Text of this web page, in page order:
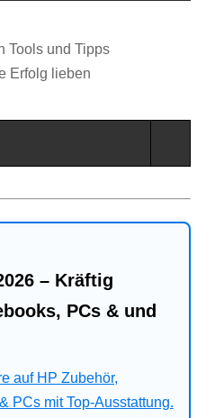
Tools und Tipps
Erfolg lieben
– Kräftig
PCs & und
auf HP Zubehör,
PCs mit Top-Ausstattung.